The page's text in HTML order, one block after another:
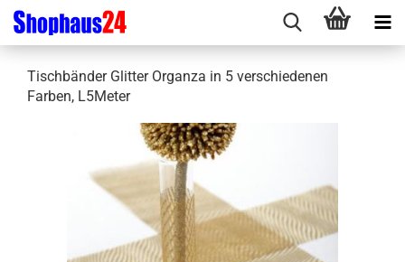
Tischbänder Glitter Organza in 5 verschiedenen
Farben, L5Meter